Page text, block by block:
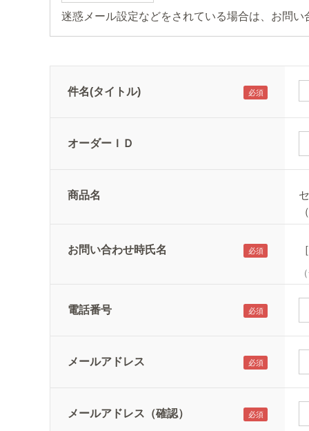
迷惑メール設定などをされている場合は、お問
件名(タイトル)
オーダーＩＤ
商品名
お問い合わせ時氏名
電話番号
メールアドレス
メールアドレス（確認）